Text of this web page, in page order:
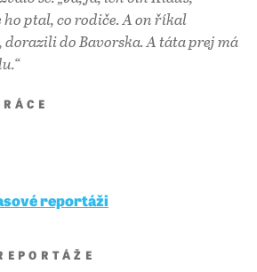
ho ptal, co rodiče. A on říkal
do Bavorska. A táta prej má
reportáži